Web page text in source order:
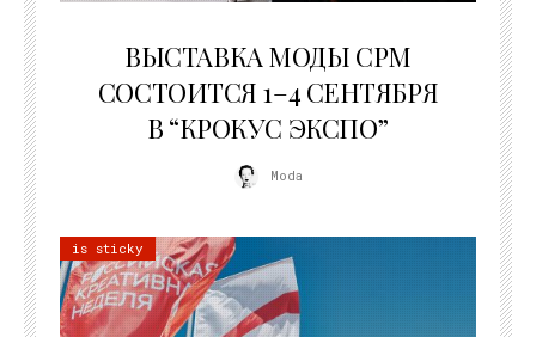
ВЫСТАВКА МОДЫ CPM
СОСТОИТСЯ 1–4 СЕНТЯБРЯ
В “КРОКУС ЭКСПО”
Moda
is sticky